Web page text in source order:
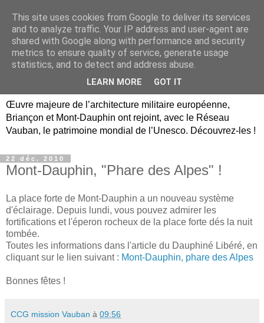
Briançon, Mont-Dauphin,
Vauban Unesco Hautes-
Œuvre majeure de l’architecture militaire européenne,
Briançon et Mont-Dauphin ont rejoint, avec le Réseau
Vauban, le patrimoine mondial de l’Unesco. Découvrez-les !
22 déc. 2010
Mont-Dauphin, "Phare des Alpes" !
La place forte de Mont-Dauphin a un nouveau système
d'éclairage. Depuis lundi, vous pouvez admirer les
fortifications et l'éperon rocheux de la place forte dés la nuit
tombée.
Toutes les informations dans l'article du Dauphiné Libéré, en
cliquant sur le lien suivant : Mont-Dauphin, phare des Alpes
Bonnes fêtes !
CCG mission Vauban à 09:56
This site uses cookies from Google to deliver its services
and to analyze traffic. Your IP address and user-agent are
shared with Google along with performance and security
metrics to ensure quality of service, generate usage
statistics, and to detect and address abuse.
LEARN MORE GOT IT